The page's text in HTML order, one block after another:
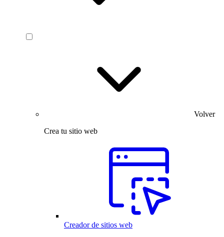
Volver
Crea tu sitio web
Creador de sitios web